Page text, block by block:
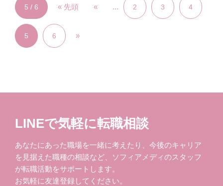
5 / 6 « 先頭 « ... 2 3 4
5 6 »
LINEで気軽に転職相談
あなたにあった職場を一緒に考えたり、今後のキャリア
を見据えた職種の相談など、ソフィアメディのスタッフ
が転職活動をサポートします。
お気軽に友達登録してください。